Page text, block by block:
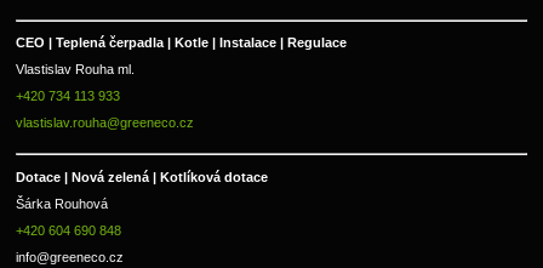
CEO | Teplená čerpadla | Kotle | Instalace | Regulace
Vlastislav Rouha ml.
+420 734 113 933
vlastislav.rouha@greeneco.cz
Dotace | Nová zelená | Kotlíková dotace
Šárka Rouhová
+420 604 690 848
info@greeneco.cz